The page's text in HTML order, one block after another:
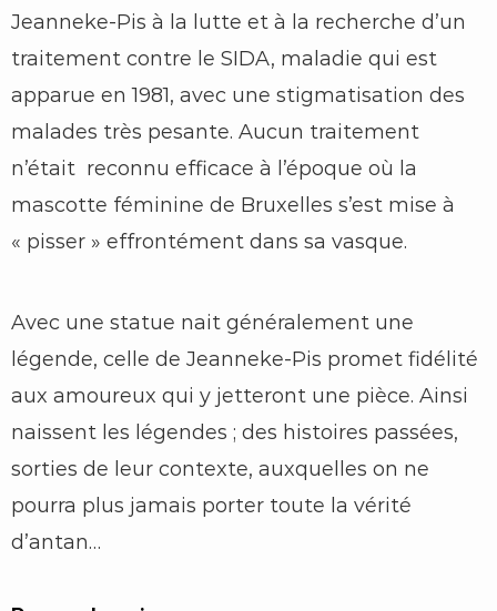
Jeanneke-Pis à la lutte et à la recherche d’un
traitement contre le SIDA, maladie qui est
apparue en 1981, avec une stigmatisation des
malades très pesante. Aucun traitement
n’était reconnu efficace à l’époque où la
mascotte féminine de Bruxelles s’est mise à
« pisser » effrontément dans sa vasque.
Avec une statue nait généralement une
légende, celle de Jeanneke-Pis promet fidélité
aux amoureux qui y jetteront une pièce. Ainsi
naissent les légendes ; des histoires passées,
sorties de leur contexte, auxquelles on ne
pourra plus jamais porter toute la vérité
d’antan…